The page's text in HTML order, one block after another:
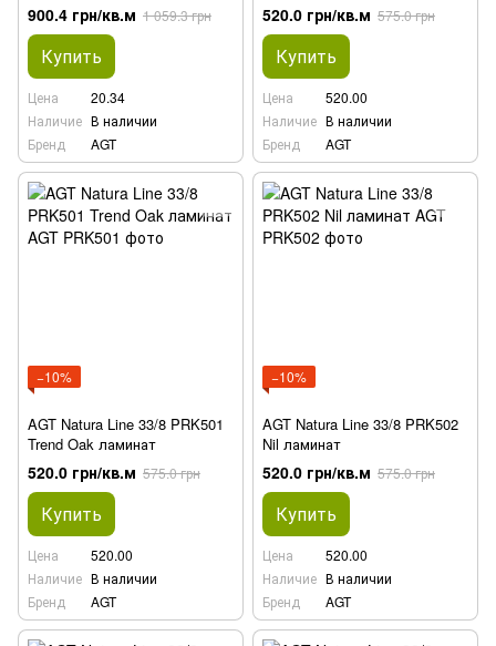
900.4 грн/кв.м 1 059.3 грн
Купить
Цена
20.34
Наличие В наличии
Бренд
AGT
520.0 грн/кв.м 575.0 грн
Купить
Цена
520.00
Наличие В наличии
Бренд
AGT
−10%
AGT Natura Line 33/8 PRK501
Trend Oak ламинат
520.0 грн/кв.м 575.0 грн
Купить
Цена
520.00
Наличие В наличии
Бренд
AGT
−10%
AGT Natura Line 33/8 PRK502
Nil ламинат
520.0 грн/кв.м 575.0 грн
Купить
Цена
520.00
Наличие В наличии
Бренд
AGT